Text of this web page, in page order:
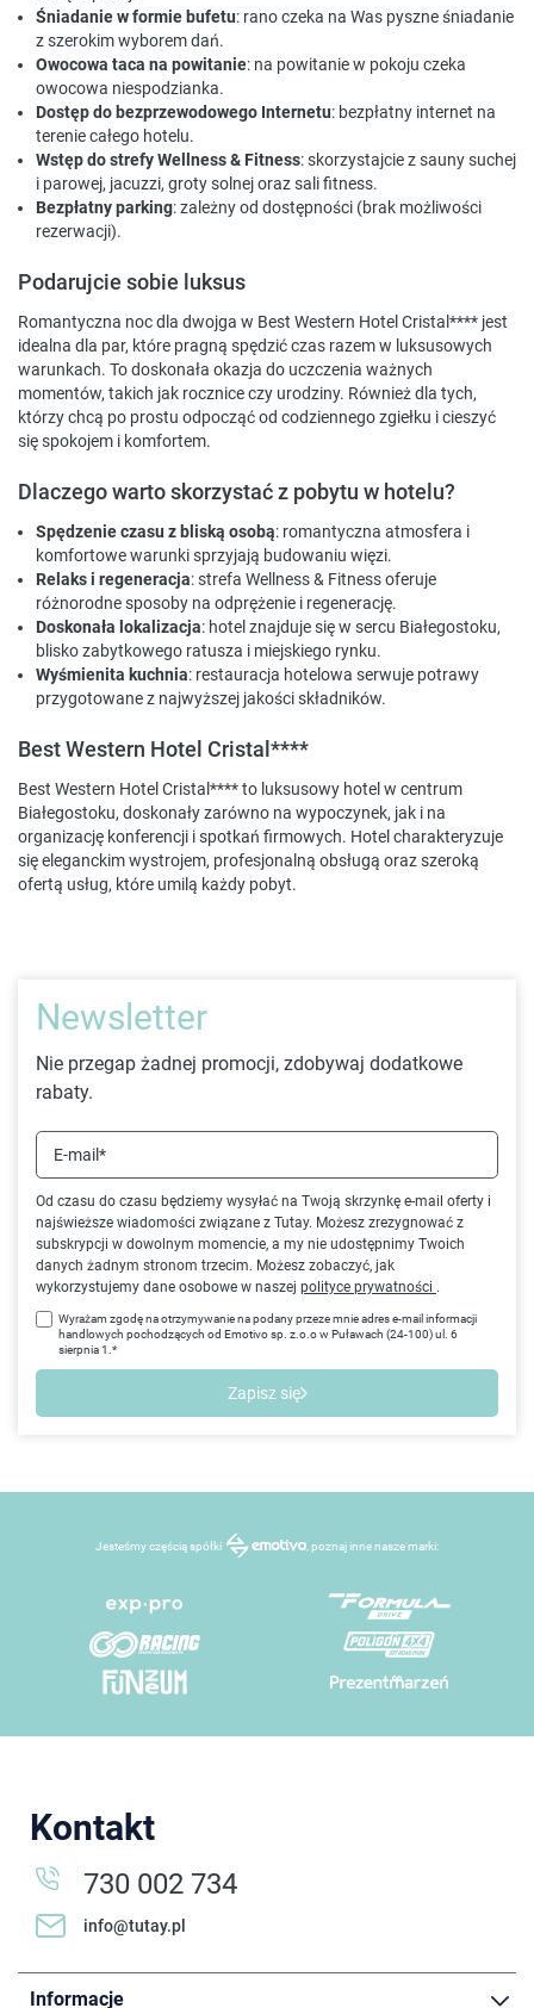
Śniadanie w formie bufetu: rano czeka na Was pyszne śniadanie
z szerokim wyborem dań.
Owocowa taca na powitanie: na powitanie w pokoju czeka
owocowa niespodzianka.
Dostęp do bezprzewodowego Internetu: bezpłatny internet na
terenie całego hotelu.
Wstęp do strefy Wellness & Fitness: skorzystajcie z sauny suchej
i parowej, jacuzzi, groty solnej oraz sali fitness.
Bezpłatny parking: zależny od dostępności (brak możliwości
rezerwacji).
Podarujcie sobie luksus
Romantyczna noc dla dwojga w Best Western Hotel Cristal**** jest
idealna dla par, które pragną spędzić czas razem w luksusowych
warunkach. To doskonała okazja do uczczenia ważnych
momentów, takich jak rocznice czy urodziny. Również dla tych,
którzy chcą po prostu odpocząć od codziennego zgiełku i cieszyć
się spokojem i komfortem.
Dlaczego warto skorzystać z pobytu w hotelu?
Spędzenie czasu z bliską osobą: romantyczna atmosfera i
komfortowe warunki sprzyjają budowaniu więzi.
Relaks i regeneracja: strefa Wellness & Fitness oferuje
różnorodne sposoby na odprężenie i regenerację.
Doskonała lokalizacja: hotel znajduje się w sercu Białegostoku,
blisko zabytkowego ratusza i miejskiego rynku.
Wyśmienita kuchnia: restauracja hotelowa serwuje potrawy
przygotowane z najwyższej jakości składników.
Best Western Hotel Cristal****
Best Western Hotel Cristal**** to luksusowy hotel w centrum
Białegostoku, doskonały zarówno na wypoczynek, jak i na
organizację konferencji i spotkań firmowych. Hotel charakteryzuje
się eleganckim wystrojem, profesjonalną obsługą oraz szeroką
ofertą usług, które umilą każdy pobyt.
Newsletter
Nie przegap żadnej promocji, zdobywaj dodatkowe
rabaty.
Od czasu do czasu będziemy wysyłać na Twoją skrzynkę e-mail oferty i
najświeższe wiadomości związane z Tutay. Możesz zrezygnować z
subskrypcji w dowolnym momencie, a my nie udostępnimy Twoich
danych żadnym stronom trzecim. Możesz zobaczyć, jak
wykorzystujemy dane osobowe w naszej polityce prywatności .
E-mail*
Wyrażam zgodę na otrzymywanie na podany przeze mnie adres e-mail informacji
handlowych pochodzących od Emotivo sp. z.o.o w Puławach (24-100) ul. 6
sierpnia 1.*
Zapisz się
Jesteśmy częścią spółki , poznaj inne nasze marki:
Kontakt
730 002 734
info@tutay.pl
Informacje